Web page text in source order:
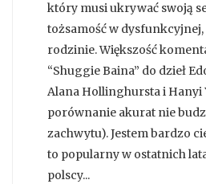
który musi ukrywać swoją
tożsamość w
rodzinie. Większość
“Shuggie Baina” do dzieł
Alana Hollinghursta i Hanyi
porównanie akurat nie
zachwytu). Jestem bardzo
to popularny w ostatnich
polscy...